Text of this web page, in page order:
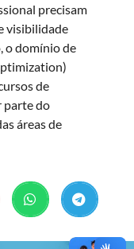
precisam
visibilidade
o domínio de
de
parte do
áreas de